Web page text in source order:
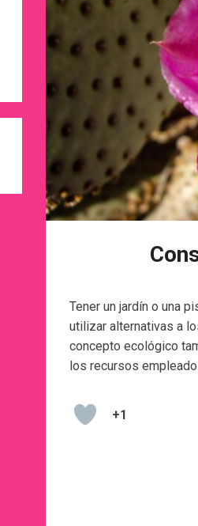
Tener un jardín o una
utilizar alternativas a
concepto ecológico
los recursos
+1